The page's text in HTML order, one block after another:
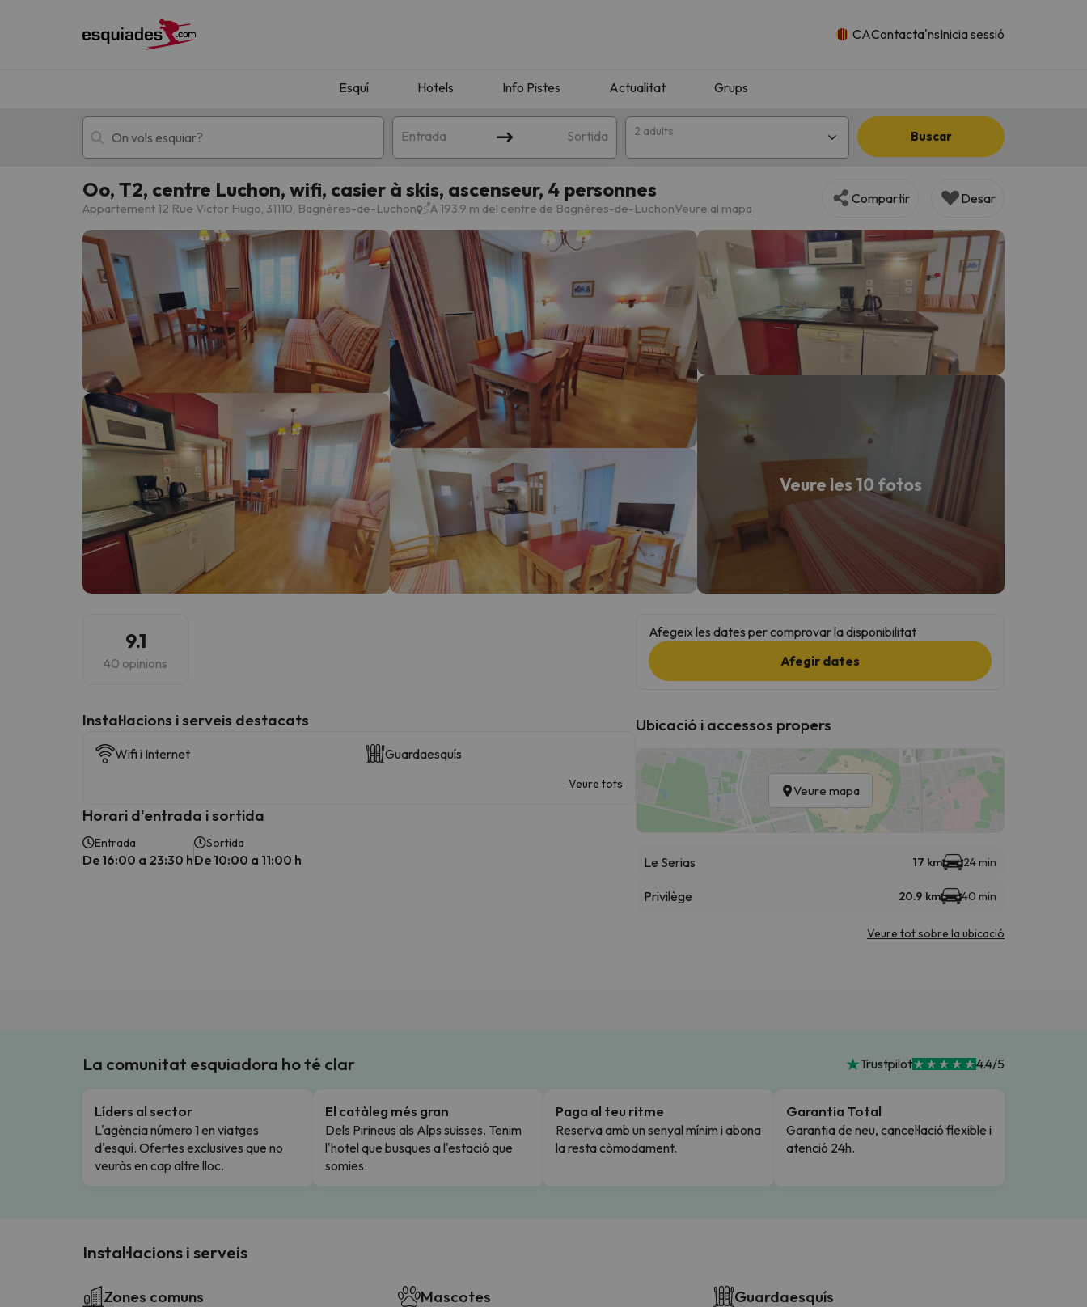
CAContacta'nsInicia sessió
Esquí Hotels Info Pistes Actualitat Grups
Entrada Sortida 2 adults Buscar
Esquí Escapades
!Vaja! No hem trobat resultats que coincideixin amb la teva cerca. Intenteu modificar la destinació.
Vaja! Sembla que el nostre cercador ha perdut el nord. Quan trobi la seva brúixola torna.
Oo, T2, centre Luchon, wifi, casier à skis, ascenseur, 4 personnes
Appartement 12 Rue Victor Hugo, 31110, Bagnères-de-Luchon A 193.9 m del centre de Bagnères-de-LuchonVeure al mapa
Compartir Desar
Veure les 10 fotos
9.1
40 opinions
Instal·lacions i serveis destacats
Wifi i Internet Guardaesquís
Veure tots
Horari d'entrada i sortida
Entrada
De 16:00 a 23:30 h
Sortida
De 10:00 a 11:00 h
Afegeix les dates per comprovar la disponibilitat
Afegir dates
Ubicació i accessos propers
Veure mapa
Le Serias 17 km 24 min
Privilège 20.9 km 40 min
Veure tot sobre la ubicació
La comunitat esquiadora ho té clar Trustpilot 4.4/5
Líders al sector
L'agència número 1 en viatges
d'esquí. Ofertes exclusives que no
veuràs en cap altre lloc.
El catàleg més gran
Dels Pirineus als Alps suisses. Tenim
l'hotel que busques a l'estació que
somies.
Paga al teu ritme
Reserva amb un senyal mínim i abona
la resta còmodament.
Garantia Total
Garantia de neu, cancel·lació flexible i
atenció 24h.
Instal·lacions i serveis
Zones comuns Mascotes Guardaesquís